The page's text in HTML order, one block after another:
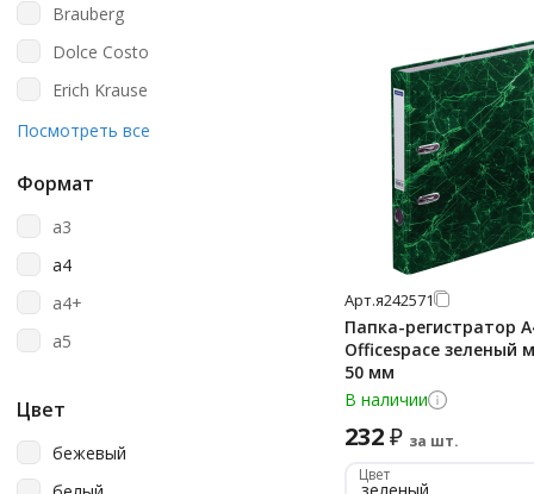
Brauberg
Dolce Costo
Erich Krause
Esselte
Посмотреть все
Формат
a3
a4
a4+
a5
Цвет
бежевый
Арт.я242571
Папка-регистратор
Officespace зеленый
50 мм
В наличии
232₽ за шт.
Цвет